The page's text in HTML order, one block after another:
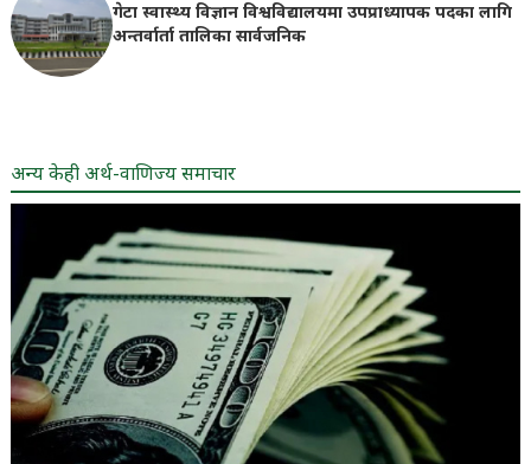
गेटा स्वास्थ्य विज्ञान विश्वविद्यालयमा उपप्राध्यापक पदका लागि
अन्तर्वार्ता तालिका सार्वजनिक
अन्य केही अर्थ-वाणिज्य समाचार